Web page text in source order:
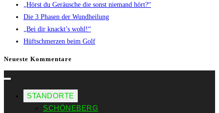
„Hörst du Geräusche die sonst niemand hört?“
Die 3 Phasen der Wundheilung
„Bei dir knackt’s wohl!“
Hüftschmerzen beim Golf
Neueste Kommentare
STANDORTE
SCHÖNEBERG